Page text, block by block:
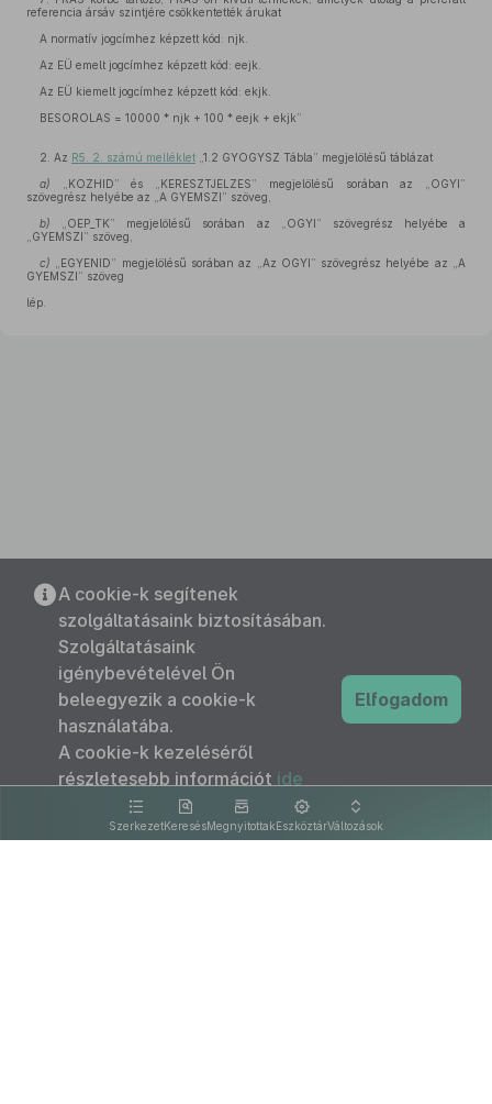
referencia ársáv szintjére csökkentették árukat
A normatív jogcímhez képzett kód: njk.
Az EÜ emelt jogcímhez képzett kód: eejk.
Az EÜ kiemelt jogcímhez képzett kód: ekjk.
BESOROLAS = 10000 * njk + 100 * eejk + ekjk”
2. Az R5. 2. számú melléklet „1.2 GYOGYSZ Tábla” megjelölésű táblázat
a) „KOZHID” és „KERESZTJELZES” megjelölésű sorában az „OGYI”
szövegrész helyébe az „A GYEMSZI” szöveg,
b) „OEP_TK” megjelölésű sorában az „OGYI” szövegrész helyébe a
„GYEMSZI” szöveg,
c) „EGYENID” megjelölésű sorában az „Az OGYI” szövegrész helyébe az „A
GYEMSZI” szöveg
lép.
SzerkezetKeresésMegnyitottakEszköztárVáltozások
A cookie-k segítenek
szolgáltatásaink biztosításában.
Szolgáltatásaink
igénybevételével Ön
beleegyezik a cookie-k
használatába.
A cookie-k kezeléséről
részletesebb információt ide
kattintva olvashat.
Elfogadom